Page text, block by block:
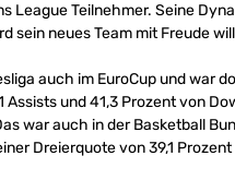
League Teilnehmer. Seine
sein neues Team mit Freude
auch im EuroCup und war
Assists und 41,3 Prozent von
war auch in der Basketball
Dreierquote von 39,1